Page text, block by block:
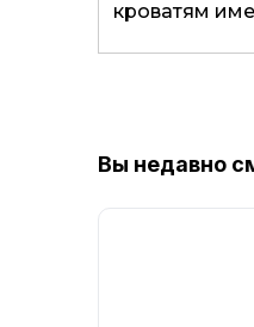
кроватям
Вы недавно